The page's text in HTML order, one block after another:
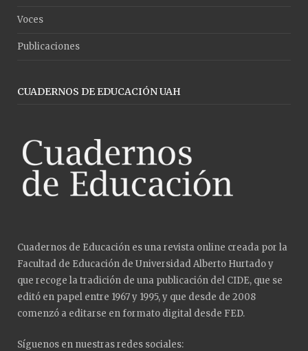
Voces
Publicaciones
CUADERNOS DE EDUCACIÓN UAH
Cuadernos de Educación es una revista online creada por la
Facultad de Educación de Universidad Alberto Hurtado y
que recoge la tradición de una publicación del CIDE, que se
editó en papel entre 1967 y 1995, y que desde de 2008
comenzó a editarse en formato digital desde FED.
Síguenos en nuestras redes sociales: